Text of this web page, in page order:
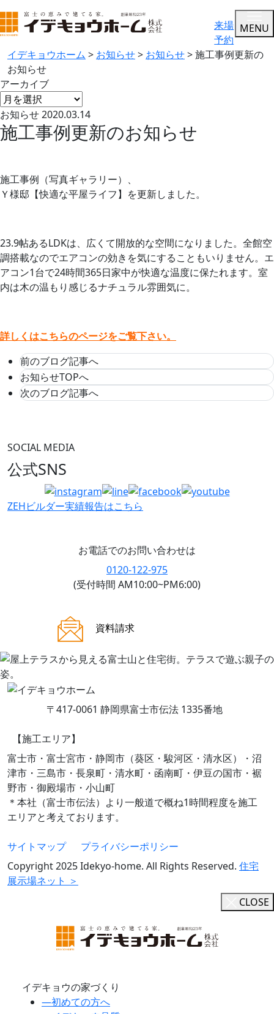
来場
予約
MENU
イデキョウホーム > お知らせ> お知らせ>施工事例更新の
お知らせ
アーカイブ
お知らせ2020.03.14
施工事例更新のお知らせ
施工事例（写真ギャラリー）、
Ｙ様邸【快適な平屋ライフ】を更新しました。
23.9帖あるLDKは、広くて開放的な空間になりました。全館空
調搭載なのでエアコンの効きを気にすることもいりません。エ
アコン1台で24時間365日家中が快適な温度に保たれます。室
内は木の温もり感じるナチュラル雰囲気に。
詳しくはこちらのページをご覧下さい。
前のブログ記事へ
お知らせTOPへ
次のブログ記事へ
SOCIAL MEDIA
公式SNS
ZEHビルダー実績報告はこちら
お電話でのお問い合わせは
0120-122-975
(受付時間 AM10:00~PM6:00)
資料請求
〒417-0061 静岡県富士市伝法 1335番地
【施工エリア】
富士市・富士宮市・静岡市（葵区・駿河区・清水区）・沼
津市・三島市・長泉町・清水町・函南町・伊豆の国市・裾
野市・御殿場市・小山町
＊本社（富士市伝法）より一般道で概ね1時間程度を施工
エリアと考えております。
サイトマップ
プライバシーポリシー
Copyright 2025 Idekyo-home. All Rights Reserved. 住宅
展示場ネット ＞
CLOSE
イデキョウの家づくり
―初めての方へ